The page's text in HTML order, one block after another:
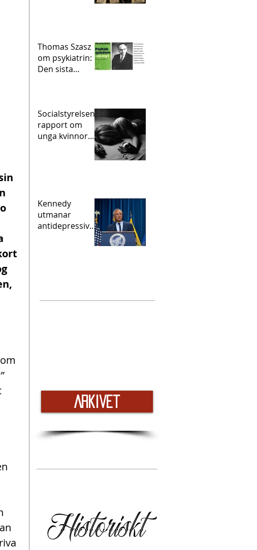
Thomas Szasz
om psykiatrin:
Den sista
Socialstyrelsens
rapport om
unga kvinnor
och självskador
Kennedy
utmanar
antidepressivae
den studie som
Arkivet
Historiskt